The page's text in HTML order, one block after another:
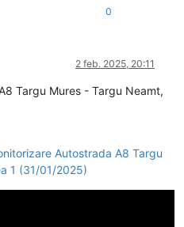
0
2 feb. 2025, 20:11
Targu Mures - Targu Neamt,
Autostrada A8 Targu
1 (31/01/2025)